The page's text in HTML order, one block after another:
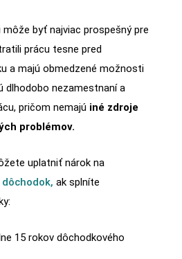
byť najviac prospešný pre
prácu tesne pred
a majú obmedzené možnosti
dlhodobo nezamestnaní a
pričom nemajú iné zdroje
problémov.
uplatniť nárok na
ak splníte
15 rokov dôchodkového